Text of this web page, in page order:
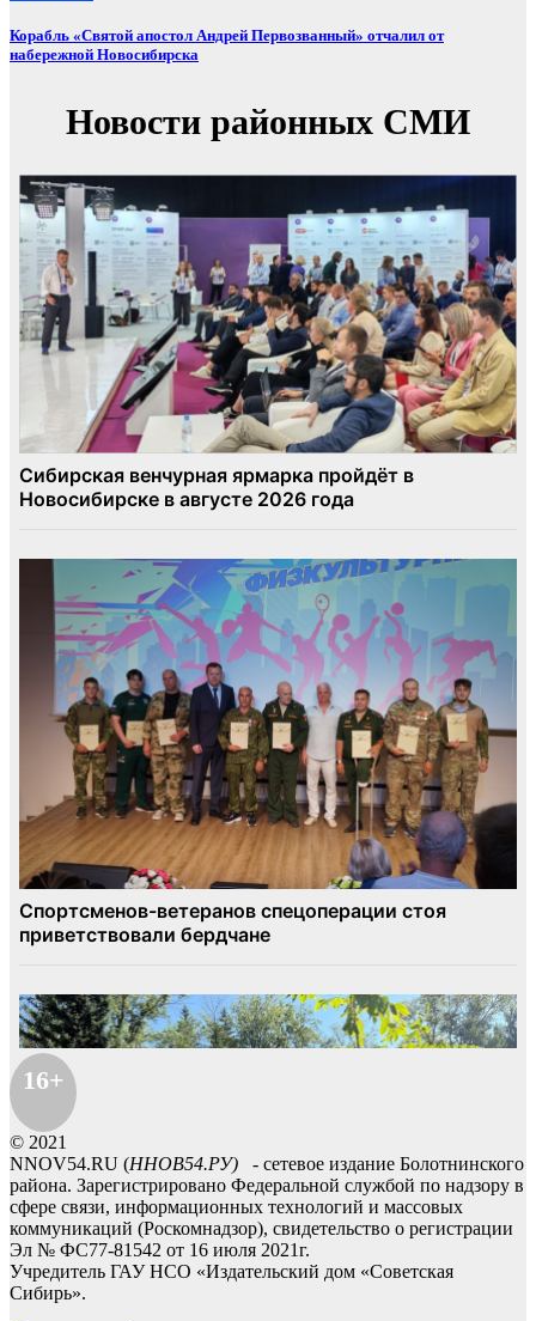
Корабль «Святой апостол Андрей Первозванный» отчалил от
набережной Новосибирска
16+
© 2021
NNOV54.RU (ННОВ54.РУ) - сетевое издание Болотнинского
района. Зарегистрировано Федеральной службой по надзору в
сфере связи, информационных технологий и массовых
коммуникаций (Роскомнадзор), свидетельство о регистрации
Эл № ФС77-81542 от 16 июля 2021г.
Учредитель ГАУ НСО «Издательский дом «Советская
Сибирь».